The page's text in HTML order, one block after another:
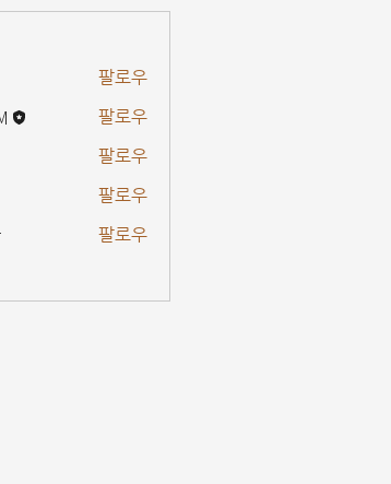
팔로우
팔로우
팔로우
팔로우
팔로우